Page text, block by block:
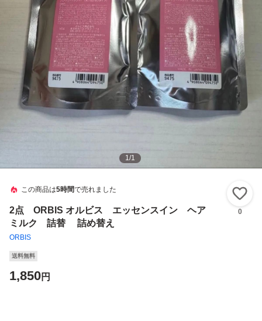
1/1
この商品は5時間で売れました
2点 ORBIS オルビス エッセンスイン ヘア
ミルク 詰替 詰め替え
ORBIS
0
送料無料
1,850円